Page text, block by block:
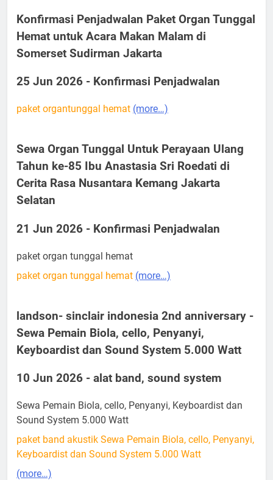
Konfirmasi Penjadwalan Paket Organ Tunggal
Hemat untuk Acara Makan Malam di
Somerset Sudirman Jakarta
25 Jun 2026 - Konfirmasi Penjadwalan
paket organtunggal hemat (more…)
Sewa Organ Tunggal Untuk Perayaan Ulang
Tahun ke-85 Ibu Anastasia Sri Roedati di
Cerita Rasa Nusantara Kemang Jakarta
Selatan
21 Jun 2026 - Konfirmasi Penjadwalan
paket organ tunggal hemat
paket organ tunggal hemat (more…)
landson- sinclair indonesia 2nd anniversary -
Sewa Pemain Biola, cello, Penyanyi,
Keyboardist dan Sound System 5.000 Watt
10 Jun 2026 - alat band, sound system
Sewa Pemain Biola, cello, Penyanyi, Keyboardist dan
Sound System 5.000 Watt
paket band akustik Sewa Pemain Biola, cello, Penyanyi,
Keyboardist dan Sound System 5.000 Watt
(more…)